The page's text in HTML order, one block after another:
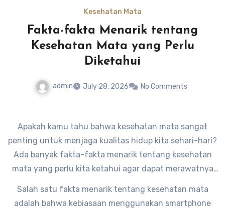
Kesehatan Mata
Fakta-fakta Menarik tentang
Kesehatan Mata yang Perlu
Diketahui
admin July 28, 2026 No Comments
Apakah kamu tahu bahwa kesehatan mata sangat
penting untuk menjaga kualitas hidup kita sehari-hari?
Ada banyak fakta-fakta menarik tentang kesehatan
mata yang perlu kita ketahui agar dapat merawatnya
Salah satu fakta menarik tentang kesehatan mata
adalah bahwa kebiasaan menggunakan smartphone